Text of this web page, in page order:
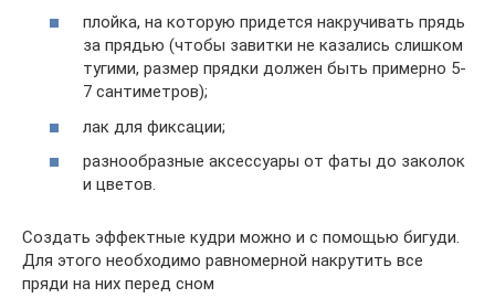
плойка, на которую придется накручивать прядь
за прядью (чтобы завитки не казались слишком
тугими, размер прядки должен быть примерно 5-
7 сантиметров);
лак для фиксации;
разнообразные аксессуары от фаты до заколок
и цветов.
Создать эффектные кудри можно и с помощью бигуди.
Для этого необходимо равномерной накрутить все
пряди на них перед сном